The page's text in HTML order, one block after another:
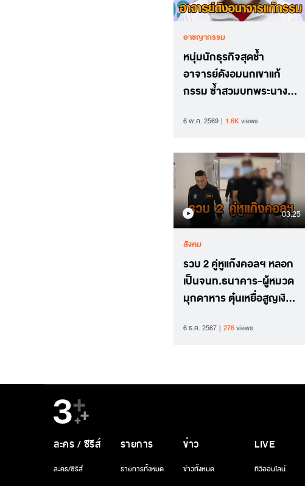
อาชญากรรม
หนุ่มนักธุรกิจสุดช้ำ
อาจารย์ดังอมนกเขาแก้
กรรม ซ้ำสวมบทพระนาง
6 พ.ค. 2569 1.6Kviews
03.25
สังคม
รวบ 2 คู่หูแก๊งคอลฯ หลอก
เป็นจนท.ธนาคาร-ผู้หมวด
มุกดาหาร ตุ๋นเหยื่อสูญเงิน
6 ธ.ค. 2567 276views
ละคร / ซีรีส์
ละคร/ซีรีส์
รายการ
รายการทั้งหมด
ข่าว
ข่าวทั้งหมด
LIVE
ทีวีออนไลน์